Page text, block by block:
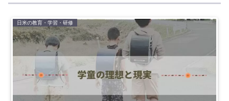
日米の教育・学習・研修